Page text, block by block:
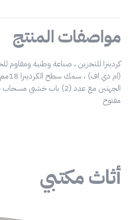
مواصفات المنتج
كردينزا للتخزين ، صناعة وطنية
(ام
مفتوح
أثاث مكتبي